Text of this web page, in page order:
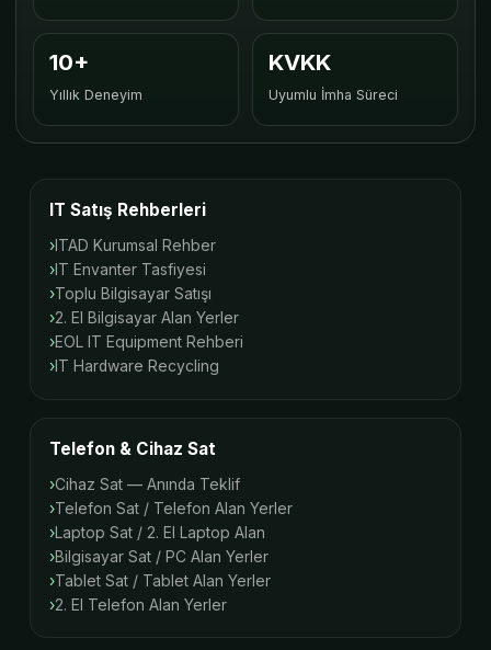
10+
Yıllık Deneyim
KVKK
Uyumlu İmha Süreci
IT Satış Rehberleri
ITAD Kurumsal Rehber
IT Envanter Tasfiyesi
Toplu Bilgisayar Satışı
2. El Bilgisayar Alan Yerler
EOL IT Equipment Rehberi
IT Hardware Recycling
Telefon & Cihaz Sat
Cihaz Sat — Anında Teklif
Telefon Sat / Telefon Alan Yerler
Laptop Sat / 2. El Laptop Alan
Bilgisayar Sat / PC Alan Yerler
Tablet Sat / Tablet Alan Yerler
2. El Telefon Alan Yerler